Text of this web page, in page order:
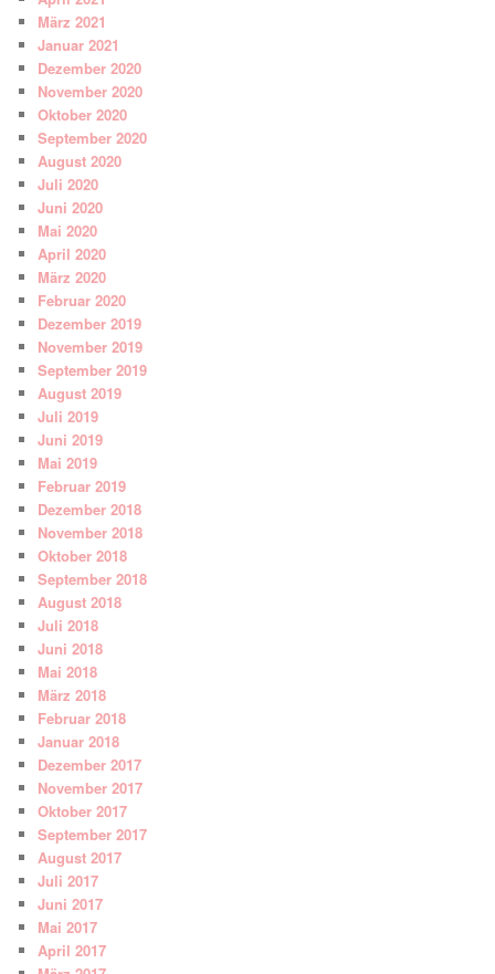
März 2021
Januar 2021
Dezember 2020
November 2020
Oktober 2020
September 2020
August 2020
Juli 2020
Juni 2020
Mai 2020
April 2020
März 2020
Februar 2020
Dezember 2019
November 2019
September 2019
August 2019
Juli 2019
Juni 2019
Mai 2019
Februar 2019
Dezember 2018
November 2018
Oktober 2018
September 2018
August 2018
Juli 2018
Juni 2018
Mai 2018
März 2018
Februar 2018
Januar 2018
Dezember 2017
November 2017
Oktober 2017
September 2017
August 2017
Juli 2017
Juni 2017
Mai 2017
April 2017